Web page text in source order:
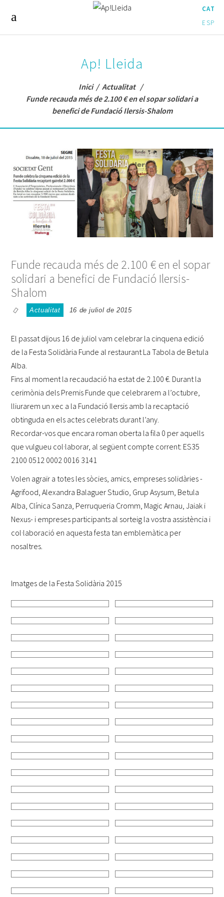
CAT
ESP
Ap! Lleida
Inici/ Actualitat /
Funde recauda més de 2.100 € en el sopar solidari a
benefici de Fundació Ilersis-Shalom
Funde recauda més de 2.100 € en el sopar
solidari a benefici de Fundació Ilersis-
Shalom
Actualitat 16 de juliol de 2015
El passat dijous 16 de juliol vam celebrar la cinquena edició
de la Festa Solidària Funde al restaurant La Tabola de Betula
Alba.
Fins al moment la recaudació ha estat de 2.100 €. Durant la
cerimònia dels Premis Funde que celebrarem a l’octubre,
lliurarem un xec a la Fundació Ilersis amb la recaptació
obtinguda en els actes celebrats durant l’any.
Recordar-vos que encara roman oberta la fila 0 per aquells
que vulgueu col·laborar, al següent compte corrent: ES35
2100 0512 0002 0016 3141
Volen agraïr a totes les sòcies, amics, empreses solidàries -
Agrifood, Alexandra Balaguer Studio, Grup Asysum, Betula
Alba, Clínica Sanza, Perruqueria Cromm, Magic Arnau, Jaiak i
Nexus- i empreses participants al sorteig la vostra assistència i
col·laboració en aquesta festa tan emblemàtica per
nosaltres.
Imatges de la Festa Solidària 2015